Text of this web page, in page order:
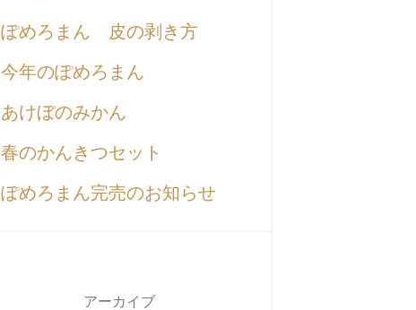
ぽめろまん 皮の剥き方
今年のぽめろまん
あけぼのみかん
春のかんきつセット
ぽめろまん完売のお知らせ
アーカイブ